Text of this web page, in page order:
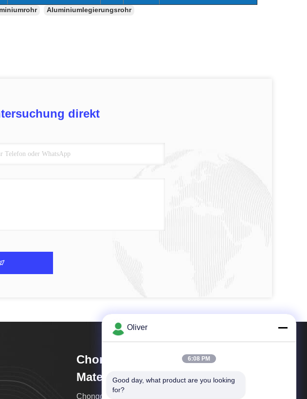
Aluminiumlegierungsrohr
direkt
Chongqing Huanyu Aluminum
Material Co., Ltd.
Chongqing Huanyus produziert hauptsächlich
Oliver
6:08 PM
Good day, what product are you looking
for?